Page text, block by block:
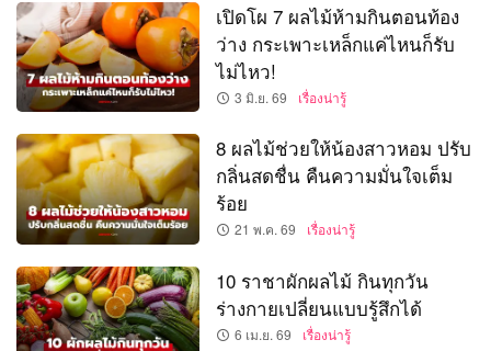
เปิดโผ 7 ผลไม้ห้ามกินตอนท้อง
ว่าง กระเพาะเหล็กแค่ไหนก็รับ
ไม่ไหว!
3 มิ.ย. 69 เรื่องน่ารู้
8 ผลไม้ช่วยให้น้องสาวหอม ปรับ
กลิ่นสดชื่น คืนความมั่นใจเต็ม
ร้อย
21 พ.ค. 69 เรื่องน่ารู้
10 ราชาผักผลไม้ กินทุกวัน
ร่างกายเปลี่ยนแบบรู้สึกได้
6 เม.ย. 69 เรื่องน่ารู้